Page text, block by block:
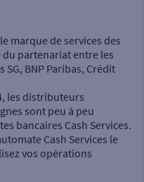
marque de services des
partenariat entre les
BNP Paribas, Crédit
les distributeurs
sont peu à peu
bancaires Cash Services.
Cash Services le
vos opérations